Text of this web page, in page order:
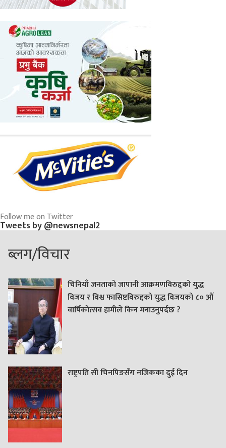
Follow me on Twitter
Tweets by @newsnepal2
ब्लग/विचार
चिनियाँ जनताको जापानी आक्रमणविरुद्दको युद्ध
विजय र विश्व फासिष्टविरुद्दको युद्ध विजयको ८० औं
वार्षिकोत्सव हामीले किन मनाउनुपर्दछ ?
राष्ट्रपति सी चिनपिङसँग नजिकका दुई दिन